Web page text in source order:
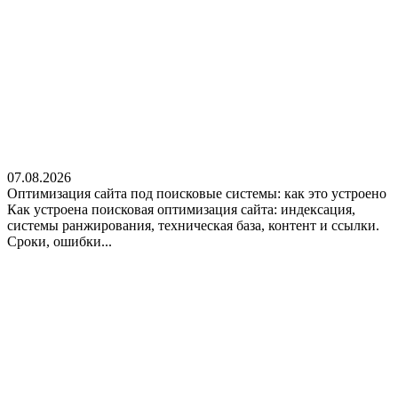
07.08.2026
Оптимизация сайта под поисковые системы: как это устроено
Как устроена поисковая оптимизация сайта: индексация,
системы ранжирования, техническая база, контент и ссылки.
Сроки, ошибки...